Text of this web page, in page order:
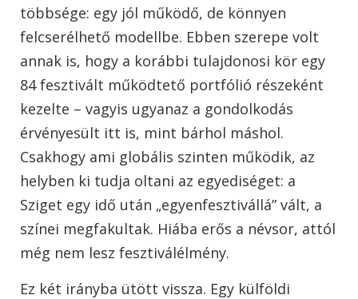
többsége: egy jól működő, de könnyen
felcserélhető modellbe. Ebben szerepe volt
annak is, hogy a korábbi tulajdonosi kör egy
84 fesztivált működtető portfólió részeként
kezelte – vagyis ugyanaz a gondolkodás
érvényesült itt is, mint bárhol máshol.
Csakhogy ami globális szinten működik, az
helyben ki tudja oltani az egyediséget: a
Sziget egy idő után „egyenfesztivállá” vált, a
színei megfakultak. Hiába erős a névsor, attól
még nem lesz fesztiválélmény.
Ez két irányba ütött vissza. Egy külföldi